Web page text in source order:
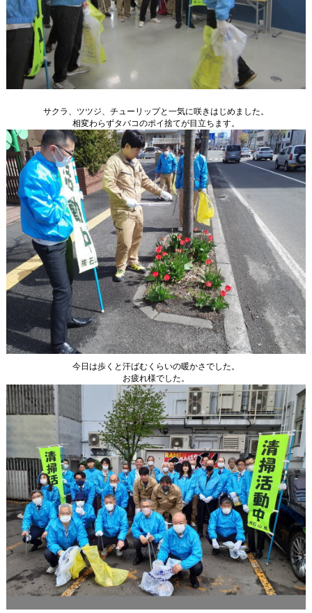
サクラ、ツツジ、チューリップと一気に咲きはじめました。
相変わらずタバコのポイ捨てが目立ちます。
今日は歩くと汗ばむくらいの暖かさでした。
お疲れ様でした。